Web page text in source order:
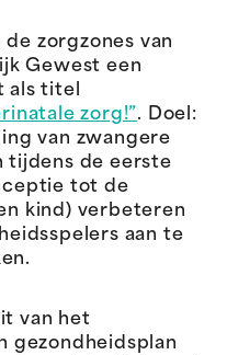
zorgzones van
Gewest een
als titel
zorg!”. Doel:
van zwangere
tijdens de eerste
tot de
kind) verbeteren
aan te
van het
gezondheidsplan